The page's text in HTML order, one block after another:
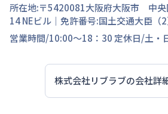
所在地:〒5420081大阪府大阪市 中央
14 NEビル ｜免許番号:国土交通大臣（
営業時間/10:00～18：30 定休日/土・
株式会社リブラブの会社詳